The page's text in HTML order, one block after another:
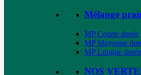
Mélange
MP Courte durée
MP Moyenne
MP Longue durée
NOS